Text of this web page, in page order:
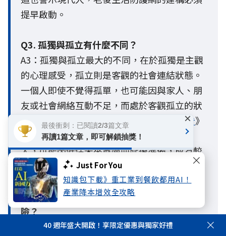
Just For You
知識包下載》重工業到餐飲都用AI！
產業降本增效全攻略
提早啟動。
Q3. 孤獨與孤立有什麼不同？
A3：孤獨與孤立最大的不同，在於孤獨是主觀
的心理感受，孤立則是客觀的社會連結狀態。
一個人即使不覺得孤單，也可能因與家人、朋
友或社會網絡互動不足，而處於客觀孤立的狀
態。國泰人壽《2026人生風險趨勢調查報告》
指出，這類「自覺不孤獨、卻客觀孤立」的
人，可能因低估未來風險而延後準備，成為較
容易被忽略的人生風險缺口。
Q4. 超高齡社會為什麼會增加孤獨與孤立風
險？
A4：隨著台灣邁入超高齡社會，少子化與小家
40 週年盛大開啟！享限定優惠與獨家好禮
最後衝刺：已閱讀2/3篇文章
再讀1篇文章，即可解鎖抽獎！
×